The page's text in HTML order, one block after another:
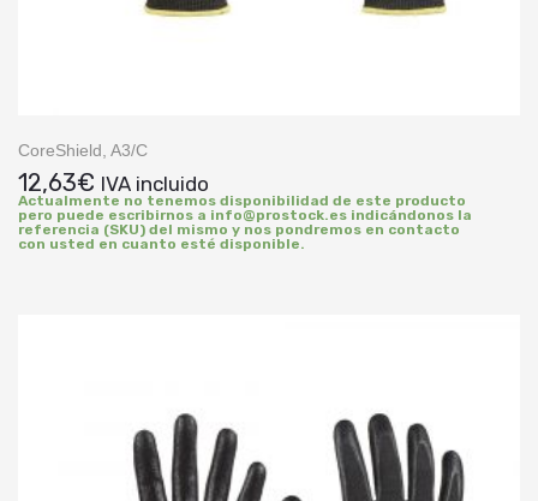
CoreShield, A3/C
12,63€ IVA incluido
Actualmente no tenemos disponibilidad de este producto
pero puede escribirnos a info@prostock.es indicándonos la
referencia (SKU) del mismo y nos pondremos en contacto
con usted en cuanto esté disponible.